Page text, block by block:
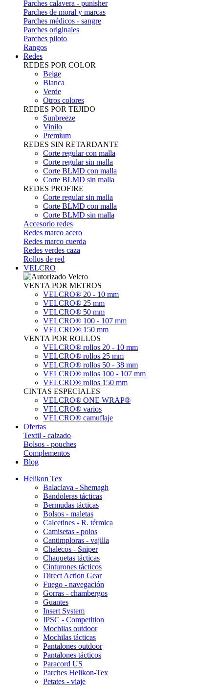
Parches calavera - punisher
Parches de moral y marcas
Parches médicos - sangre
Parches originales
Parches piloto
Rangos
Redes
REDES POR COLOR
Beige
Blanca
Verde
Otros colores
REDES POR TEJIDO
Sunbreeze
Vinilo
Premium
REDES SIN RETARDANTE
Corte regular con malla
Corte regular sin malla
Corte BLMD con malla
Corte BLMD sin malla
REDES PROFIRE
Corte regular sin malla
Corte BLMD con malla
Corte BLMD sin malla
Accesorio redes
Redes marco acero
Redes marco cuerda
Redes verdes caza
Rollos de red
VELCRO
VENTA POR METROS
VELCRO® 20 - 10 mm
VELCRO® 25 mm
VELCRO® 50 mm
VELCRO® 100 - 107 mm
VELCRO® 150 mm
VENTA POR ROLLOS
VELCRO® rollos 20 - 10 mm
VELCRO® rollos 25 mm
VELCRO® rollos 50 - 38 mm
VELCRO® rollos 100 - 107 mm
VELCRO® rollos 150 mm
CINTAS ESPECIALES
VELCRO® ONE WRAP®
VELCRO® varios
VELCRO® camuflaje
Ofertas
Textil - calzado
Bolsos - pouches
Complementos
Blog
Helikon Tex
Balaclava - Shemagh
Bandoleras tácticas
Bermudas tácticas
Bolsos - maletas
Calcetines - R. térmica
Camisetas - polos
Cantimploras - vajilla
Chalecos - Sniper
Chaquetas tácticas
Cinturones tácticos
Direct Action Gear
Fuego - navegación
Gorras - chambergos
Guantes
Insert System
IPSC - Competition
Mochilas outdoor
Mochilas tácticas
Pantalones outdoor
Pantalones tácticos
Paracord US
Parches Helikon-Tex
Petates - viaje